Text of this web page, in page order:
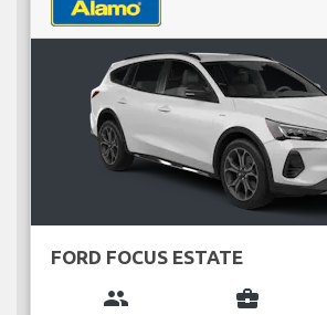
FORD FOCUS ESTATE
group business_center